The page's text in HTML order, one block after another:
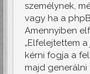
személynek,
vagy ha a
Amennyiben
„Elfelejtettem
kérni fogja a
majd